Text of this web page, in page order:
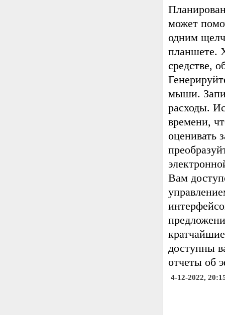
может
одним
планшете.
средстве,
мыши.
расходы.
времени,
оценивать
Вам
доступны
отчеты об
4-12-2022,